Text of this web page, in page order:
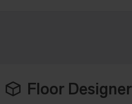
Floor Designer